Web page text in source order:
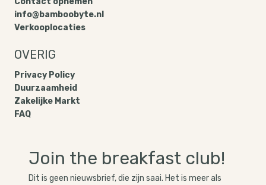
info@bamboobyte.nl
Verkooplocaties
OVERIG
Privacy Policy​
Duurzaamheid
Zakelijke Markt
FAQ
Join the breakfast club!
Dit is geen nieuwsbrief, die zijn saai. Het is meer als